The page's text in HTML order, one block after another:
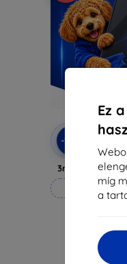
Ez
míg
a
-10%
3mk Anti-Shock
Méretre
5
Raktáron >